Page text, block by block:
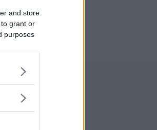
and store
grant or
purposes